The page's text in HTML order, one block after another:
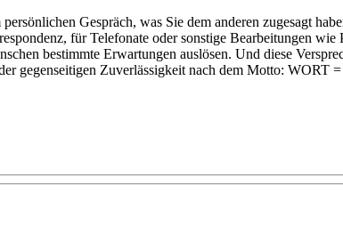
Gespräch, was Sie dem anderen zugesagt
für Telefonate oder sonstige Bearbeitungen
bestimmte Erwartungen auslösen. Und diese
gegenseitigen Zuverlässigkeit nach dem Motto: WORT